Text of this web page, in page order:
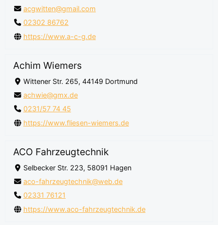
acgwitten@gmail.com
02302 86762
https://www.a-c-g.de
Achim Wiemers
Wittener Str. 265, 44149 Dortmund
achwie@gmx.de
0231/57 74 45
https://www.fliesen-wiemers.de
ACO Fahrzeugtechnik
Selbecker Str. 223, 58091 Hagen
aco-fahrzeugtechnik@web.de
02331 76121
https://www.aco-fahrzeugtechnik.de